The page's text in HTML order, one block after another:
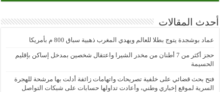
أحدث المقالات
عماد بوشجدة يتوج بطلا للعالم ويهدي المغرب ذهبية سباق 800 م بأمريكا
حجز أكثر من 7 أطنان من مخدر الشيرا واعتقال شخصين بمدخل إساكن بإقليم
الحسيمة
فتح بحث قضائي على خلفية تصريحات واتهامات زائفة أدلت بها مرشحة للهجرة
السرية لموقع إخباري وطني، وأعادت تداولها حسابات على شبكات التواصل